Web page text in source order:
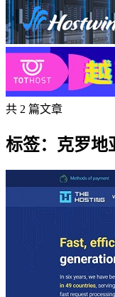
共 2 篇文章
标签：克罗地